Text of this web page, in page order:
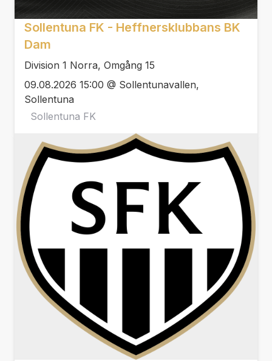
Sollentuna FK - Heffnersklubbans BK
Dam
Division 1 Norra, Omgång 15
09.08.2026 15:00 @ Sollentunavallen,
Sollentuna
Sollentuna FK